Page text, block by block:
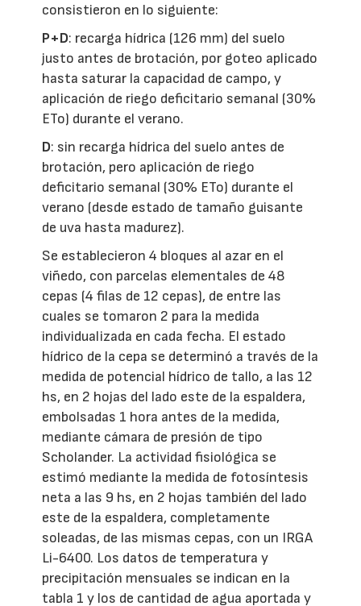
consistieron en lo siguiente:
P+D: recarga hídrica (126 mm) del suelo
justo antes de brotación, por goteo aplicado
hasta saturar la capacidad de campo, y
aplicación de riego deficitario semanal (30%
ETo) durante el verano.
D: sin recarga hídrica del suelo antes de
brotación, pero aplicación de riego
deficitario semanal (30% ETo) durante el
verano (desde estado de tamaño guisante
de uva hasta madurez).
Se establecieron 4 bloques al azar en el
viñedo, con parcelas elementales de 48
cepas (4 filas de 12 cepas), de entre las
cuales se tomaron 2 para la medida
individualizada en cada fecha. El estado
hídrico de la cepa se determinó a través de la
medida de potencial hídrico de tallo, a las 12
hs, en 2 hojas del lado este de la espaldera,
embolsadas 1 hora antes de la medida,
mediante cámara de presión de tipo
Scholander. La actividad fisiológica se
estimó mediante la medida de fotosíntesis
neta a las 9 hs, en 2 hojas también del lado
este de la espaldera, completamente
soleadas, de las mismas cepas, con un IRGA
Li-6400. Los datos de temperatura y
precipitación mensuales se indican en la
tabla 1 y los de cantidad de agua aportada y